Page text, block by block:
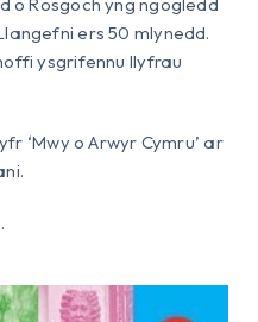
ers 50 mlynedd.
ysgrifennu llyfrau
‘Mwy o Arwyr Cymru’ ar